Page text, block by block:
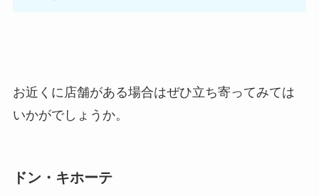
お近くに店舗がある場合はぜひ立ち寄ってみては
いかがでしょうか。
ドン・キホーテ